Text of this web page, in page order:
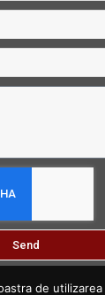
Send
de